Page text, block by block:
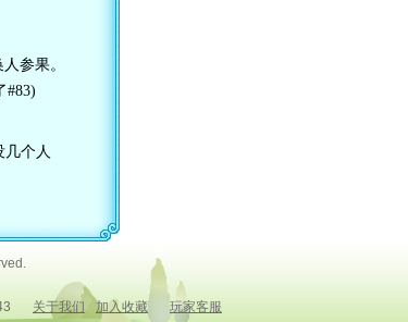
参果。
#83)
几个人
关于我们 加入收藏 玩家客服